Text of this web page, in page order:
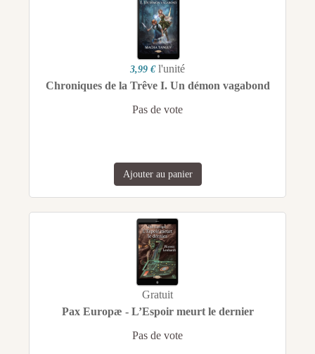
3,99 € l'unité
Chroniques de la Trêve I. Un démon vagabond
Pas de vote
Ajouter au panier
Gratuit
Pax Europæ - L’Espoir meurt le dernier
Pas de vote